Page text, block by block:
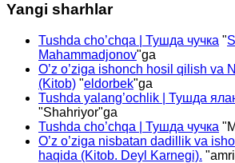
Yangi sharhlar
Tushda cho’chqa | Тушда чучка "
Mahammadjonov"ga
O’z o’ziga ishonch hosil qilish va
(Kitob) "eldorbek"ga
Tushda yalang’ochlik | Тушда
"Shahriyor"ga
Tushda cho’chqa | Тушда чучка "
O’z o’ziga nisbatan dadillik va
haqida (Kitob. Deyl Karnegi). "